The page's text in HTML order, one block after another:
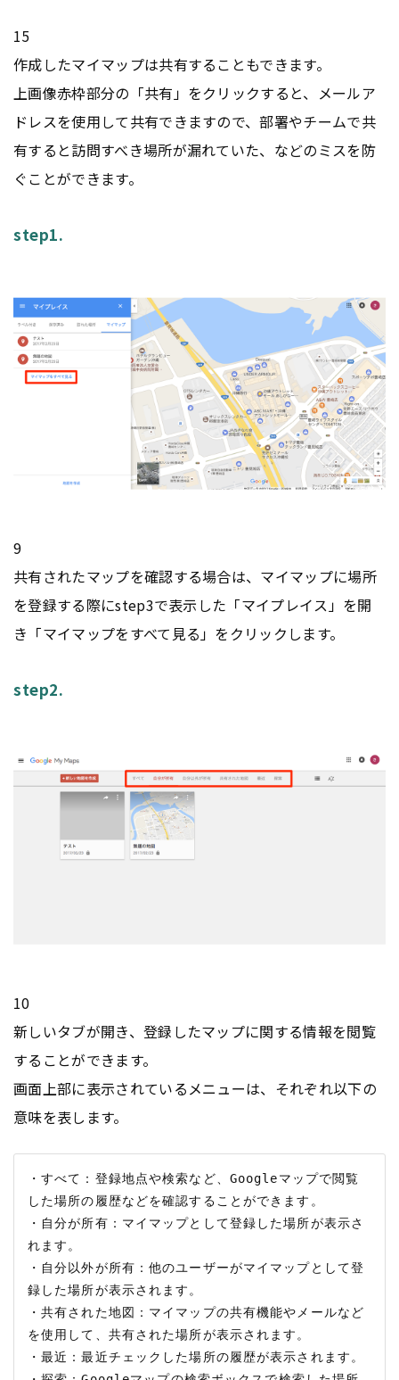
15
作成したマイマップは共有することもできます。
上画像赤枠部分の「共有」をクリックすると、メールア
ドレスを使用して共有できますので、部署やチームで共
有すると訪問すべき場所が漏れていた、などのミスを防
ぐことができます。
step1.
9
共有されたマップを確認する場合は、マイマップに場所
を登録する際にstep3で表示した「マイプレイス」を開
き「マイマップをすべて見る」をクリックします。
step2.
10
新しいタブが開き、登録したマップに関する情報を閲覧
することができます。
画面上部に表示されているメニューは、それぞれ以下の
意味を表します。
・すべて：登録地点や検索など、Googleマップで閲覧
した場所の履歴などを確認することができます。
・自分が所有：マイマップとして登録した場所が表示さ
れます。
・自分以外が所有：他のユーザーがマイマップとして登
録した場所が表示されます。
・共有された地図：マイマップの共有機能やメールなど
を使用して、共有された場所が表示されます。
・最近：最近チェックした場所の履歴が表示されます。